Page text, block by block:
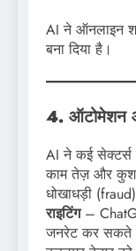
AI ने ऑनलाइन
बना दिया है।
4. ऑटोमेशन
AI ने कई सेक्टर्स
काम तेज़ और
धोखाधड़ी
राइटिंग–
जनरेट कर